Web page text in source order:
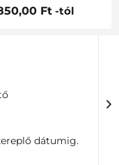
Ft -tól
dátumig.